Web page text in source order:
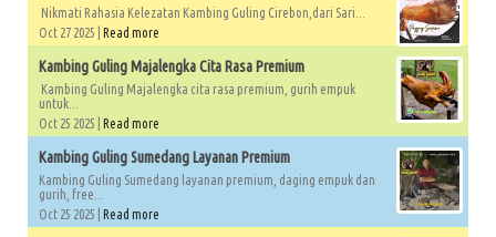
Nikmati Rahasia Kelezatan Kambing Guling Cirebon,dari Sari...
Oct 27 2025 | Read more
Kambing Guling Majalengka Cita Rasa Premium
Kambing Guling Majalengka cita rasa premium, gurih empuk
untuk...
Oct 25 2025 | Read more
Kambing Guling Sumedang Layanan Premium
Kambing Guling Sumedang layanan premium, daging empuk dan
gurih, free...
Oct 25 2025 | Read more